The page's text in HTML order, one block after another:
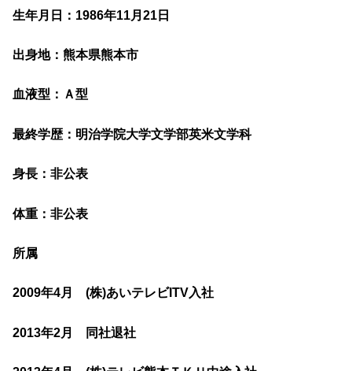
生年月日：1986年11月21日
出身地：熊本県熊本市
血液型：Ａ型
最終学歴：明治学院大学文学部英米文学科
身長：非公表
体重：非公表
所属
2009年4月 (株)あいテレビITV入社
2013年2月 同社退社